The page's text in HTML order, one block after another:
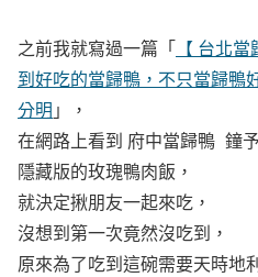
之前我就寫過一篇「 【 台北
到好吃的當歸鴨，不只當歸鴨
分明 」，
在網路上看到 府中當歸鴨 鐘
隱藏版的玫瑰鴨肉飯，
就決定揪朋友一起來吃，
沒想到第一次竟然沒吃到，
原來為了吃到這碗需要天時地